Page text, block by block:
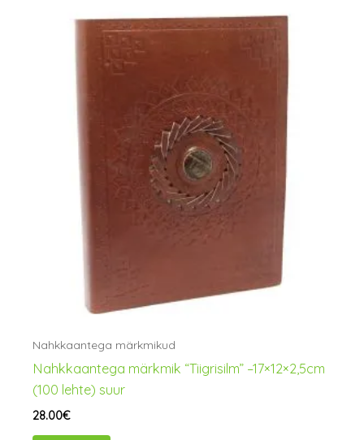
Nahkkaantega märkmikud
Nahkkaantega märkmik “Tiigrisilm” –17×12×2,5cm
(100 lehte) suur
28.00€